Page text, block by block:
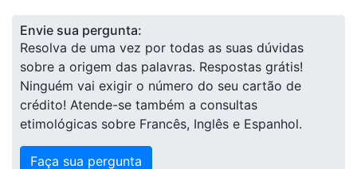
Envie sua pergunta:
Resolva de uma vez por todas as suas dúvidas
sobre a origem das palavras. Respostas grátis!
Ninguém vai exigir o número do seu cartão de
crédito! Atende-se também a consultas
etimológicas sobre Francês, Inglês e Espanhol.
Faça sua pergunta